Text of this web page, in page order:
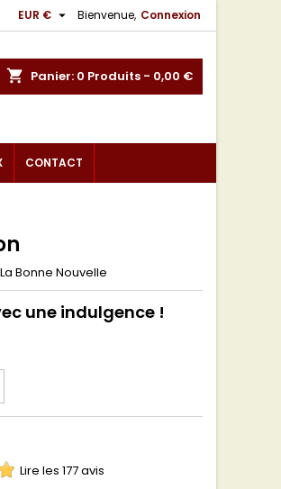
Bienvenue, Connexion
EUR € 
shopping_cart Panier: 0 Produits - 0,00 €
CONTACT
La Bonne Nouvelle
une indulgence !
Lire les 177 avis